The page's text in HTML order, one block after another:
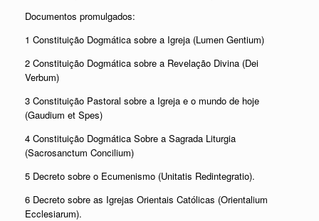
Documentos promulgados:
1 Constituição Dogmática sobre a Igreja (Lumen Gentium)
2 Constituição Dogmática sobre a Revelação Divina (Dei
Verbum)
3 Constituição Pastoral sobre a Igreja e o mundo de hoje
(Gaudium et Spes)
4 Constituição Dogmática Sobre a Sagrada Liturgia
(Sacrosanctum Concilium)
5 Decreto sobre o Ecumenismo (Unitatis Redintegratio).
6 Decreto sobre as Igrejas Orientais Católicas (Orientalium
Ecclesiarum).